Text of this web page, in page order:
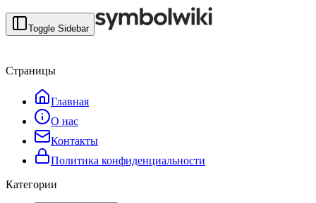
Toggle Sidebar
Страницы
Главная
О нас
Контакты
Политика конфиденциальности
Категории